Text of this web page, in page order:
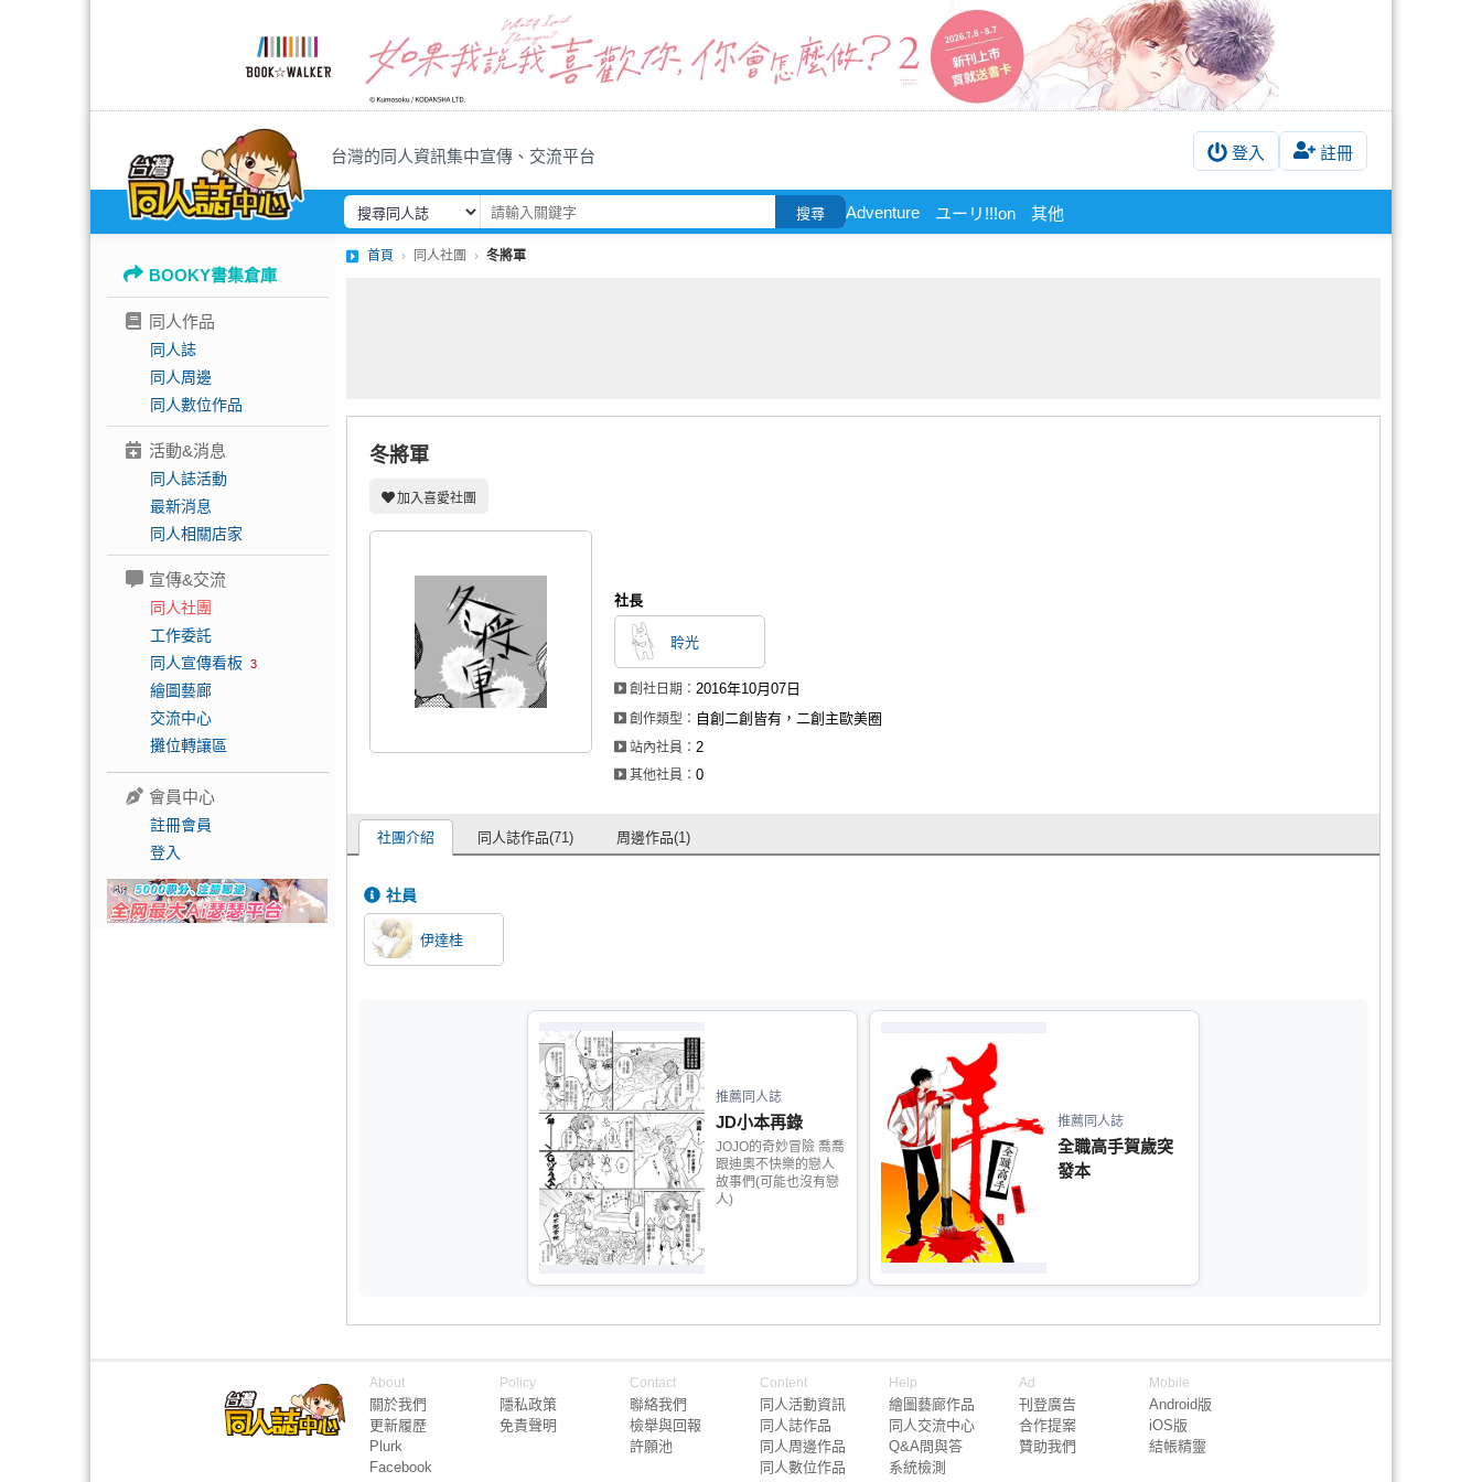
台灣的同人資訊集中宣傳、交流平台 登入 註冊
搜尋 Adventure ユーリ!!!on 其他
BOOKY書集倉庫
同人作品
同人誌
同人周邊
同人數位作品
活動&消息
同人誌活動
最新消息
同人相關店家
宣傳&交流
同人社團
工作委託
同人宣傳看板 3
繪圖藝廊
交流中心
攤位轉讓區
會員中心
註冊會員
登入
首頁 同人社團 冬將軍
冬將軍
加入喜愛社團
社長
聆光
創社日期： 2016年10月07日
創作類型： 自創二創皆有，二創主歐美圈
站內社員： 2
其他社員： 0
社團介紹 同人誌作品(71) 周邊作品(1)
社員
伊達桂
推薦同人誌
JD小本再錄
JOJO的奇妙冒險 喬喬
跟迪奧不快樂的戀人
故事們(可能也沒有戀
人)
推薦同人誌
全職高手賀歲突
發本
About
關於我們
更新履歷
Plurk
Facebook
Policy
隱私政策
免責聲明
Contact
聯絡我們
檢舉與回報
許願池
Content
同人活動資訊
同人誌作品
同人周邊作品
同人數位作品
Help
繪圖藝廊作品
同人交流中心
Q&A問與答
系統檢測
Ad
刊登廣告
合作提案
贊助我們
Mobile
Android版
iOS版
結帳精靈